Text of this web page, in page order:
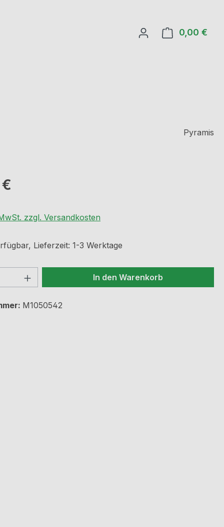
0,00 €
Pyramis
zzgl. Versandkosten
Lieferzeit: 1-3 Werktage
Anzahl: Gib den gewünschten Wert
In den Warenkorb
M1050542